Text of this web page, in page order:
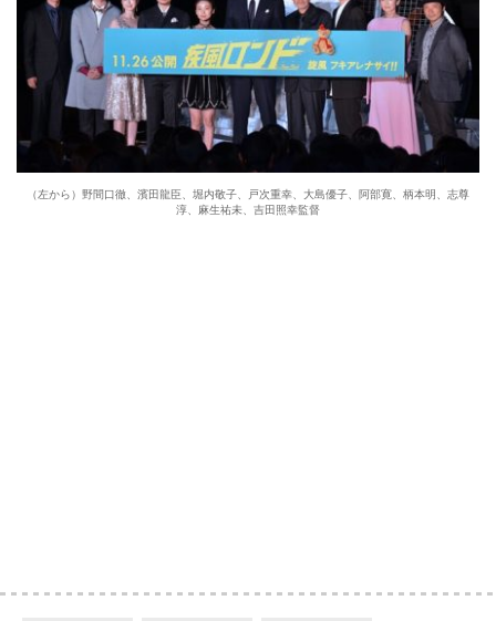
（左から）野間口徹、濱田龍臣、堀内敬子、戸次重幸、大島優子、阿部寛、柄本明、志尊
淳、麻生祐未、吉田照幸監督